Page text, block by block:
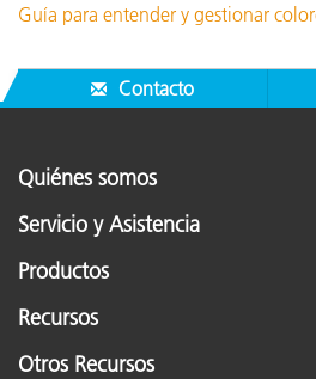
Guía para entender y gestionar
Contacto
Quiénes somos
Servicio y Asistencia
Productos
Recursos
Otros Recursos